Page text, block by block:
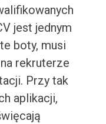
jest jednym
boty, musi
rekruterze
Przy tak
aplikacji,